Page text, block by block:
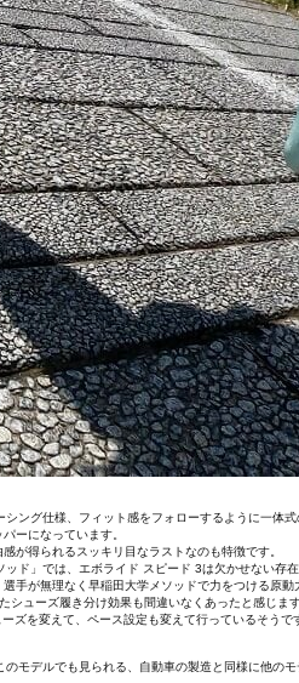
グ仕様、フィット感をフォローするように一体
ーになっています。
が得られるスッキリ目なラストなのも特徴です。
ド」では、エボライド スピード 3は欠かせない存在
が無理なく早稲田大学メソッドで力をつける原
ューズ履き分け効果も間違いなくあったと感じます
を変えて、ペース設定も変えて行っているそうで
デルでも見られる、自動車の製造と同様に他の